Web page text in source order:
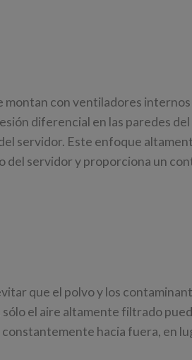
montan con ventiladores internos
diferencial en las paredes del
servidor. Este enfoque
servidor y proporciona un
que el polvo y los
el aire altamente filtrado
hacia fuera, en